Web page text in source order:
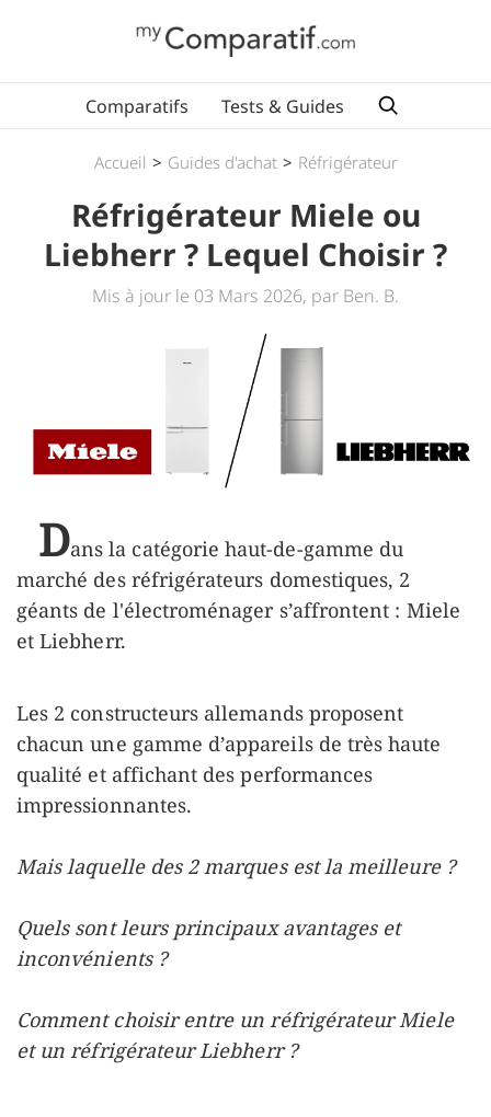
Comparatifs Tests & Guides
Accueil > Guides d'achat > Réfrigérateur
Réfrigérateur Miele ou
Liebherr ? Lequel Choisir ?
Mis à jour le 03 Mars 2026, par Ben. B.
Dans la catégorie haut-de-gamme du
marché des réfrigérateurs domestiques, 2
géants de l'électroménager s’affrontent : Miele
et Liebherr.
Les 2 constructeurs allemands proposent
chacun une gamme d’appareils de très haute
qualité et affichant des performances
impressionnantes.
Mais laquelle des 2 marques est la meilleure ?
Quels sont leurs principaux avantages et
inconvénients ?
Comment choisir entre un réfrigérateur Miele
et un réfrigérateur Liebherr ?